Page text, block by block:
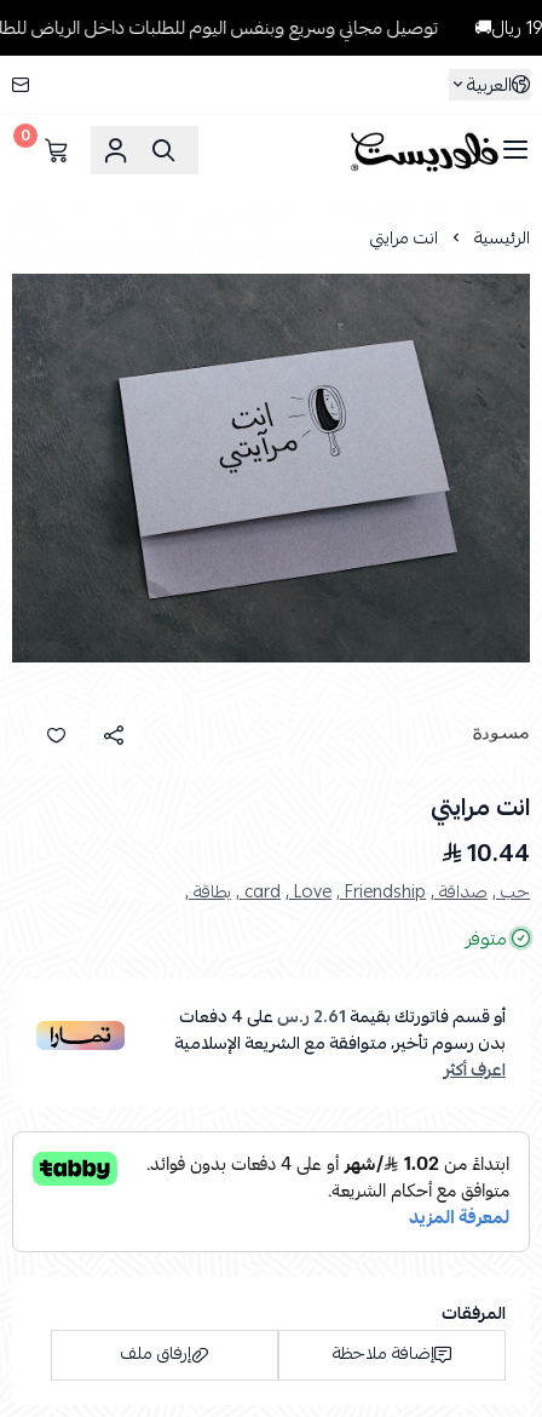
توصيل مجاني وسريع وبنفس اليوم للطلبات داخل الرياض للطلبات التي
العربية
فلوريست Florist
0
الرئيسية انت مرايتي
انت مرايتي
10.44
حب ,صداقة ,Friendship ,
Love ,
card , بطاقة ,
متوفر
أو قسم فاتورتك بقيمة2.61 ر.س على4دفعات
بدون رسوم تأخير، متوافقة مع الشريعة الإسلامية
اعرف أكثر
المرفقات
إضافة ملاحظة
إرفاق ملف